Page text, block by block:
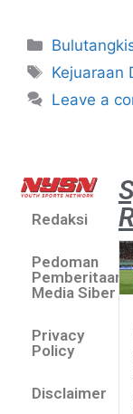
Kejuaraan
Leave a
Redaksi
Pedoman
Pemberitaan
Media Siber
Privacy
Policy
Disclaimer